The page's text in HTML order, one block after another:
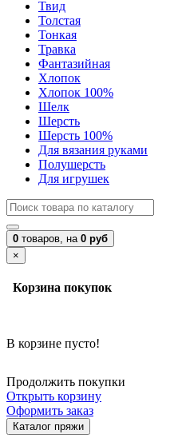
Твид
Толстая
Тонкая
Травка
Фантазийная
Хлопок
Хлопок 100%
Шелк
Шерсть
Шерсть 100%
Для вязания руками
Полушерсть
Для игрушек
0 товаров, на 0 руб
×
Корзина покупок
В корзине пусто!
Продолжить покупки
Открыть корзину
Оформить заказ
Каталог пряжи